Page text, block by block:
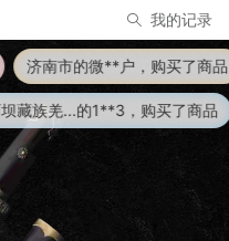
我的记录
商品
商品 阜阳市的赵*生，购买
无锡市的葛*生，购